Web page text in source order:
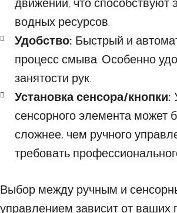
движений, что способствуют
водных ресурсов.
Удобство: Быстрый и
процесс смыва. Особенно
занятости рук.
Установка сенсора/кнопки:
сенсорного элемента может
сложнее, чем ручного
требовать
Выбор между ручным и
управлением зависит от ваших